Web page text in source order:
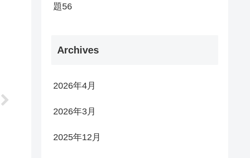
題56
Archives
2026年4月
2026年3月
2025年12月